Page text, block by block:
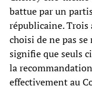
battue par un
républicaine. Trois
choisi de ne pas
signifie que seuls
la
effectivement au